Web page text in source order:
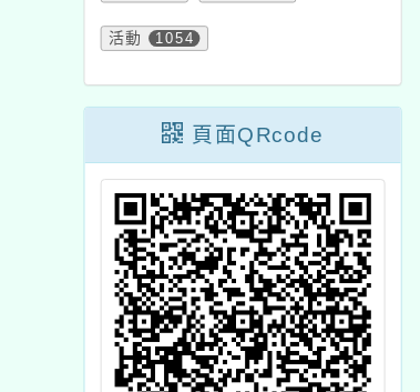
活動 1054
頁面QRcode